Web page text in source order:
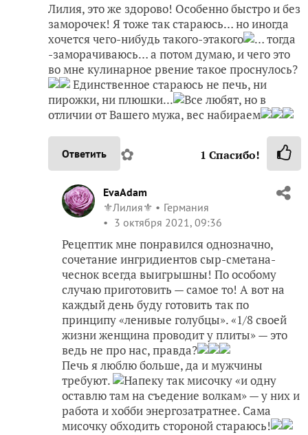
Лилия, это же здорово! Особенно быстро и без
заморочек! Я тоже так стараюсь… но иногда
хочется чего-нибудь такого-этакого
… тогда
-заморачиваюсь… а потом думаю, и чего это
во мне кулинарное рвение такое проснулось?
Единственное стараюсь не печь, ни
пирожки, ни плюшки...
Все любят, но в
отличии от Вашего мужа, вес набираем
Ответить ✿ 1 Спасибо!
EvaAdam
⚜️Лилия⚜️
Германия
3 октября 2021, 09:36
Рецептик мне понравился однозначно,
сочетание ингридиентов сыр-сметана-
чеснок всегда выигрышны! По особому
случаю приготовить — самое то! А вот на
каждый день буду готовить так по
принципу «ленивые голубцы». «1/8 своей
жизни женщина проводит у плиты» — это
ведь не про нас, правда?
Печь я люблю больше, да и мужчины
требуют.
Напеку так мисочку «и одну
оставлю там на съедение волкам» — у них и
работа и хобби энергозатратнее. Сама
мисочку обходить стороной стараюсь!